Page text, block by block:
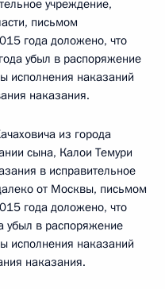
учреждение,
письмом
года доложено, что
убыл в распоряжение
исполнения наказаний
наказания.
из города
сына, Калои Темури
в исправительное
от Москвы, письмом
года доложено, что
убыл в распоряжение
исполнения наказаний
наказания.